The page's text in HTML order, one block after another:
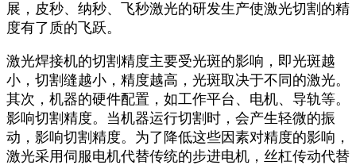
展，皮秒、纳秒、飞秒激光的研发生产使激光切割的精
度有了质的飞跃。
激光焊接机的切割精度主要受光斑的影响，即光斑越
小，切割缝越小，精度越高，光斑取决于不同的激光。
其次，机器的硬件配置，如工作平台、电机、导轨等。
影响切割精度。当机器运行切割时，会产生轻微的振
动，影响切割精度。为了降低这些因素对精度的影响，
激光采用伺服电机代替传统的步进电机，丝杠传动代替